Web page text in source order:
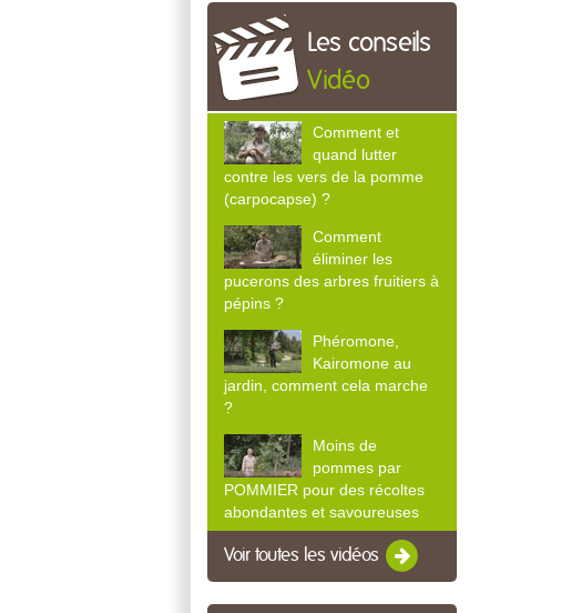
Les conseils
Vidéo
Comment et
quand lutter
contre les vers de la pomme
(carpocapse) ?
Comment
éliminer les
pucerons des arbres fruitiers à
pépins ?
Phéromone,
Kairomone au
jardin, comment cela marche
?
Moins de
pommes par
POMMIER pour des récoltes
abondantes et savoureuses
Voir toutes les vidéos